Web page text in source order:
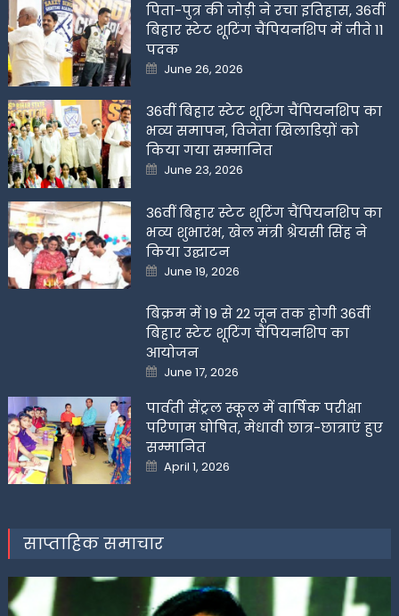
पिता-पुत्र की जोड़ी ने रचा इतिहास, 36वीं
बिहार स्टेट शूटिंग चैंपियनशिप में जीते 11
पदक
Posted
on
June 26, 2026
36वीं बिहार स्टेट शूटिंग चैंपियनशिप का
भव्य समापन, विजेता खिलाडिय़ों को
किया गया सम्मानित
Posted
on
June 23, 2026
36वीं बिहार स्टेट शूटिंग चैंपियनशिप का
भव्य शुभारंभ, खेल मंत्री श्रेयसी सिंह ने
किया उद्घाटन
Posted
on
June 19, 2026
बिक्रम में 19 से 22 जून तक होगी 36वीं
बिहार स्टेट शूटिंग चैंपियनशिप का
आयोजन
Posted
on
June 17, 2026
पार्वती सेंट्रल स्कूल में वार्षिक परीक्षा
परिणाम घोषित, मेधावी छात्र-छात्राएं हुए
सम्मानित
Posted
on
April 1, 2026
साप्ताहिक समाचार